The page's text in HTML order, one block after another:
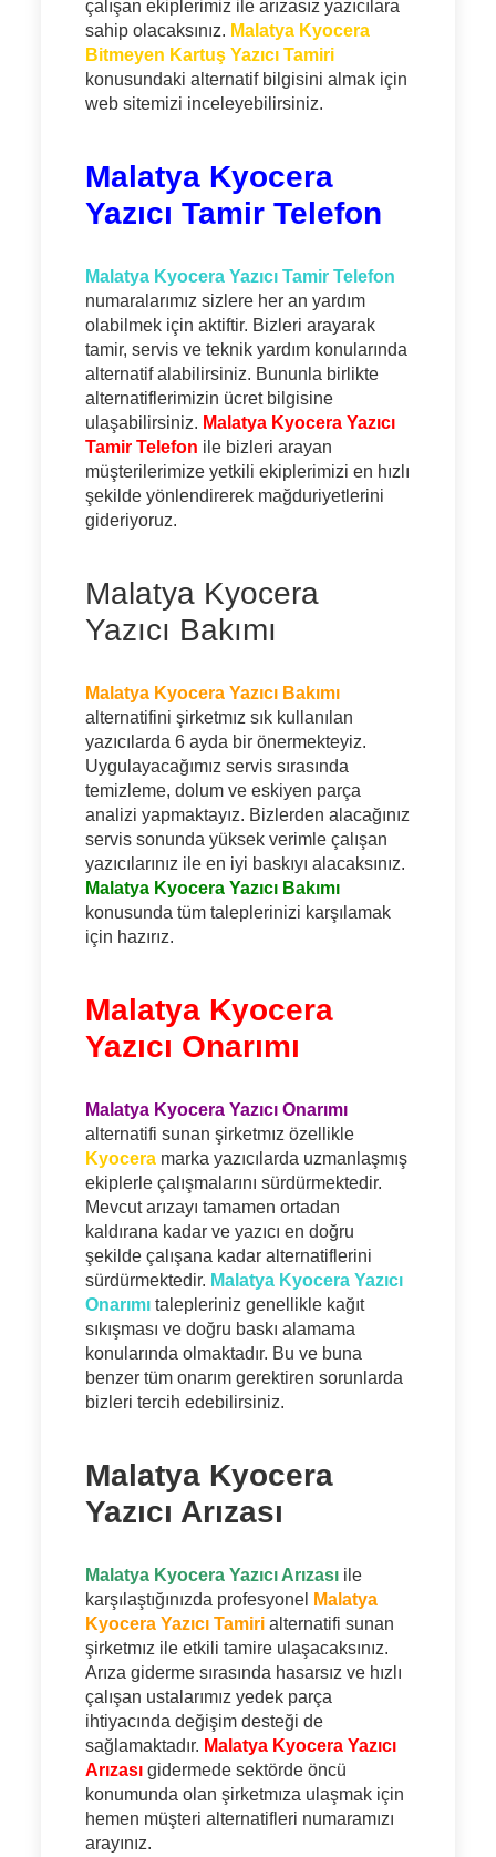
çalışan ekiplerimiz ile arızasız yazıcılara
sahip olacaksınız. Malatya Kyocera
Bitmeyen Kartuş Yazıcı Tamiri
konusundaki alternatif bilgisini almak için
web sitemizi inceleyebilirsiniz.
Malatya Kyocera
Yazıcı Tamir Telefon
Malatya Kyocera Yazıcı Tamir Telefon
numaralarımız sizlere her an yardım
olabilmek için aktiftir. Bizleri arayarak
tamir, servis ve teknik yardım konularında
alternatif alabilirsiniz. Bununla birlikte
alternatiflerimizin ücret bilgisine
ulaşabilirsiniz. Malatya Kyocera Yazıcı
Tamir Telefon ile bizleri arayan
müşterilerimize yetkili ekiplerimizi en hızlı
şekilde yönlendirerek mağduriyetlerini
gideriyoruz.
Malatya Kyocera
Yazıcı Bakımı
Malatya Kyocera Yazıcı Bakımı
alternatifini şirketmız sık kullanılan
yazıcılarda 6 ayda bir önermekteyiz.
Uygulayacağımız servis sırasında
temizleme, dolum ve eskiyen parça
analizi yapmaktayız. Bizlerden alacağınız
servis sonunda yüksek verimle çalışan
yazıcılarınız ile en iyi baskıyı alacaksınız.
Malatya Kyocera Yazıcı Bakımı
konusunda tüm taleplerinizi karşılamak
için hazırız.
Malatya Kyocera
Yazıcı Onarımı
Malatya Kyocera Yazıcı Onarımı
alternatifi sunan şirketmız özellikle
Kyoceramarka yazıcılarda uzmanlaşmış
ekiplerle çalışmalarını sürdürmektedir.
Mevcut arızayı tamamen ortadan
kaldırana kadar ve yazıcı en doğru
şekilde çalışana kadar alternatiflerini
sürdürmektedir. Malatya Kyocera Yazıcı
Onarımıtalepleriniz genellikle kağıt
sıkışması ve doğru baskı alamama
konularında olmaktadır. Bu ve buna
benzer tüm onarım gerektiren sorunlarda
bizleri tercih edebilirsiniz.
Malatya Kyocera
Yazıcı Arızası
Malatya Kyocera Yazıcı Arızasıile
karşılaştığınızda profesyonel
Malatya
Kyocera Yazıcı Tamirialternatifi sunan
şirketmız ile etkili tamire ulaşacaksınız.
Arıza giderme sırasında hasarsız ve hızlı
çalışan ustalarımız yedek parça
ihtiyacında değişim desteği de
sağlamaktadır. Malatya Kyocera Yazıcı
Arızasıgidermede sektörde öncü
konumunda olan şirketmıza ulaşmak için
hemen müşteri alternatifleri numaramızı
arayınız.